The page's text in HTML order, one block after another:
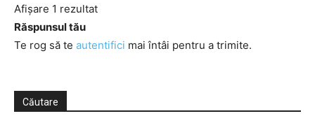
Afișare 1 rezultat
Răspunsul tău
Te rog să te autentifici mai întâi pentru a trimite.
Căutare